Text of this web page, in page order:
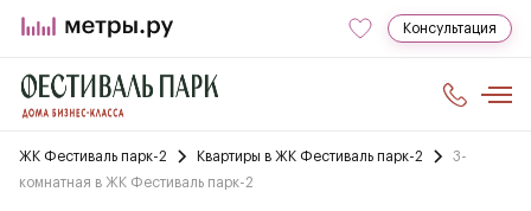
Консультация
ЖК Фестиваль парк-2 Квартиры в ЖК Фестиваль парк-2
3-
комнатная в ЖК Фестиваль парк-2